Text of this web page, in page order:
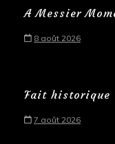
A Messier
8 août 2026
Fait historique
7 août 2026